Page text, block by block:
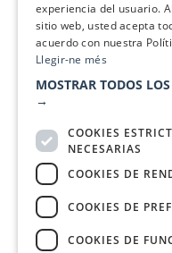
experiencia del usuario.
sitio web, usted acepta
acuerdo con nuestra
Llegir-ne més
MOSTRAR TODOS
→
COOKIES
NECESARIAS
COOKIES DE
COOKIES DE
COOKIES DE